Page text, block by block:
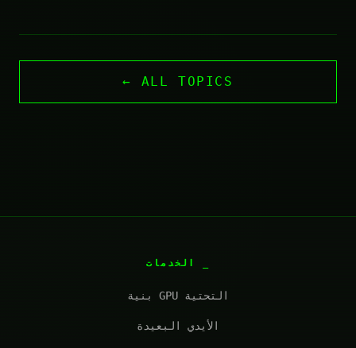
← ALL TOPICS
بنية GPU التحتية
الأيدي البعيدة